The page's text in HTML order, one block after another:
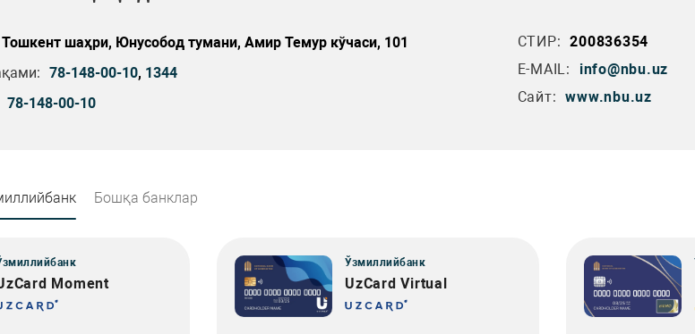
Тошкент шаҳри, Юнусобод тумани, Амир Темур кўчаси, 101
78-148-00-10, 1344
78-148-00-10
СТИР: 200836354
E-MAIL:
info@nbu.uz
Сайт: www.nbu.uz
Бошқа банклар
Moment
Ўзмиллийбанк
UzCard Virtual